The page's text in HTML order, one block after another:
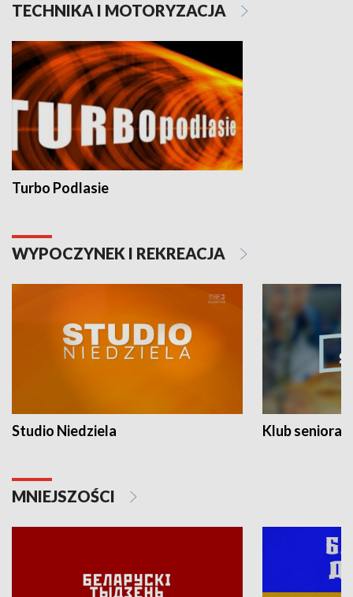
TECHNIKA I MOTORYZACJA
Turbo Podlasie
WYPOCZYNEK I REKREACJA
Studio Niedziela Klub seniora
MNIEJSZOŚCI